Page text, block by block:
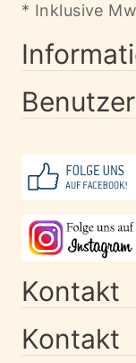
* Inklusive
Kontakt
Kontakt